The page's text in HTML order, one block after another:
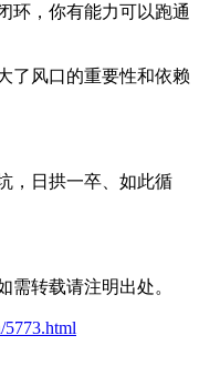
环，你有能力可以跑通
了风口的重要性和依赖
，日拱一卒、如此循
需转载请注明出处。